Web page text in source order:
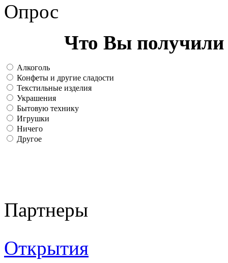
Опрос
Что Вы получили
Алкоголь
Конфеты и другие сладости
Текстильные изделия
Украшения
Бытовую технику
Игрушки
Ничего
Другое
Партнеры
Открытия